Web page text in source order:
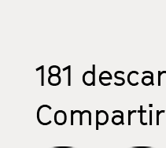
181
Compartir